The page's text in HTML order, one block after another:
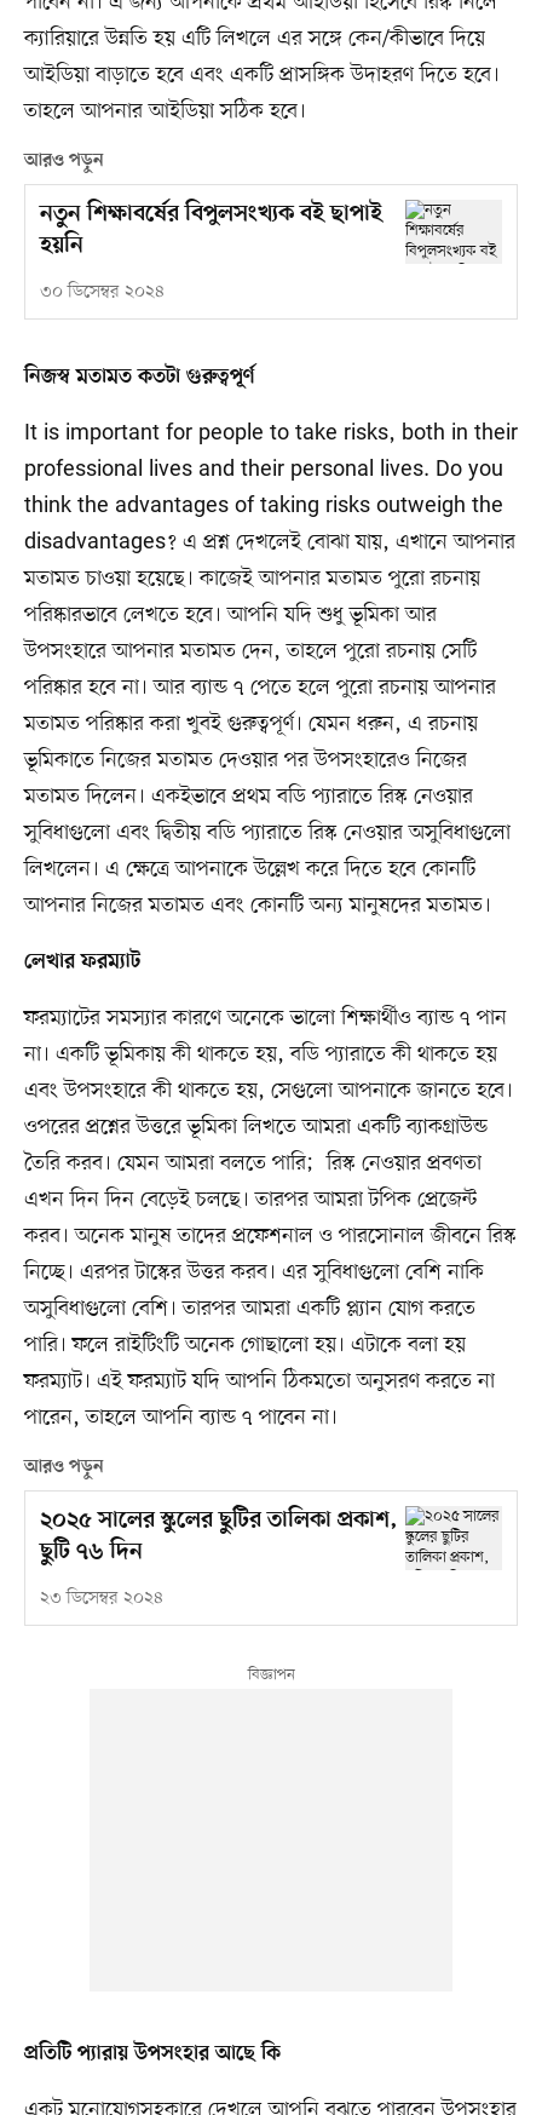
ক্যারিয়ারে উন্নতি হয় এটি লিখলে এর সঙ্গে কেন/কীভাবে দিয়ে
আইডিয়া বাড়াতে হবে এবং একটি প্রাসঙ্গিক উদাহরণ দিতে হবে।
তাহলে আপনার আইডিয়া সঠিক হবে।
আরও পড়ুন
নতুন শিক্ষাবর্ষের বিপুলসংখ্যক বই ছাপাই
হয়নি
৩০ ডিসেম্বর ২০২৪
নিজস্ব মতামত কতটা গুরুত্বপূর্ণ
It is important for people to take risks, both in their
professional lives and their personal lives. Do you
think the advantages of taking risks outweigh the
disadvantages? এ প্রশ্ন দেখলেই বোঝা যায়, এখানে আপনার
মতামত চাওয়া হয়েছে। কাজেই আপনার মতামত পুরো রচনায়
পরিষ্কারভাবে লেখতে হবে। আপনি যদি শুধু ভূমিকা আর
উপসংহারে আপনার মতামত দেন, তাহলে পুরো রচনায় সেটি
পরিষ্কার হবে না। আর ব্যান্ড ৭ পেতে হলে পুরো রচনায় আপনার
মতামত পরিষ্কার করা খুবই গুরুত্বপূর্ণ। যেমন ধরুন, এ রচনায়
ভূমিকাতে নিজের মতামত দেওয়ার পর উপসংহারেও নিজের
মতামত দিলেন। একইভাবে প্রথম বডি প্যারাতে রিস্ক নেওয়ার
সুবিধাগুলো এবং দ্বিতীয় বডি প্যারাতে রিস্ক নেওয়ার অসুবিধাগুলো
লিখলেন। এ ক্ষেত্রে আপনাকে উল্লেখ করে দিতে হবে কোনটি
আপনার নিজের মতামত এবং কোনটি অন্য মানুষদের মতামত।
লেখার ফরম্যাট
ফরম্যাটের সমস্যার কারণে অনেকে ভালো শিক্ষার্থীও ব্যান্ড ৭ পান
না। একটি ভূমিকায় কী থাকতে হয়, বডি প্যারাতে কী থাকতে হয়
এবং উপসংহারে কী থাকতে হয়, সেগুলো আপনাকে জানতে হবে।
ওপরের প্রশ্নের উত্তরে ভূমিকা লিখতে আমরা একটি ব্যাকগ্রাউন্ড
তৈরি করব। যেমন আমরা বলতে পারি; রিস্ক নেওয়ার প্রবণতা
এখন দিন দিন বেড়েই চলছে। তারপর আমরা টপিক প্রেজেন্ট
করব। অনেক মানুষ তাদের প্রফেশনাল ও পারসোনাল জীবনে রিস্ক
নিচ্ছে। এরপর টাস্কের উত্তর করব। এর সুবিধাগুলো বেশি নাকি
অসুবিধাগুলো বেশি। তারপর আমরা একটি প্ল্যান যোগ করতে
পারি। ফলে রাইটিংটি অনেক গোছালো হয়। এটাকে বলা হয়
ফরম্যাট। এই ফরম্যাট যদি আপনি ঠিকমতো অনুসরণ করতে না
পারেন, তাহলে আপনি ব্যান্ড ৭ পাবেন না।
আরও পড়ুন
২০২৫ সালের স্কুলের ছুটির তালিকা প্রকাশ,
ছুটি ৭৬ দিন
২৩ ডিসেম্বর ২০২৪
প্রতিটি প্যারায় উপসংহার আছে কি